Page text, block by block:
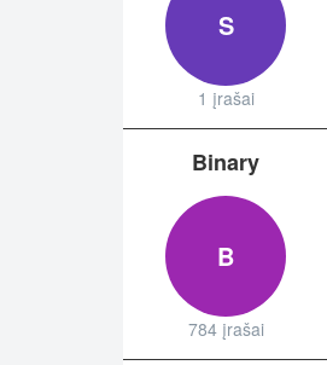
S
1 įrašai
Binary
B
784 įrašai